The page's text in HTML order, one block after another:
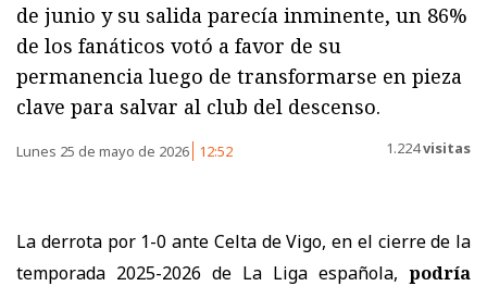
de junio y su salida parecía inminente, un 86%
de los fanáticos votó a favor de su
permanencia luego de transformarse en pieza
clave para salvar al club del descenso.
Lunes 25 de mayo de 2026 12:52 1.224visitas
La derrota por 1-0 ante Celta de Vigo, en el cierre de la
temporada 2025-2026 de La Liga española, podría